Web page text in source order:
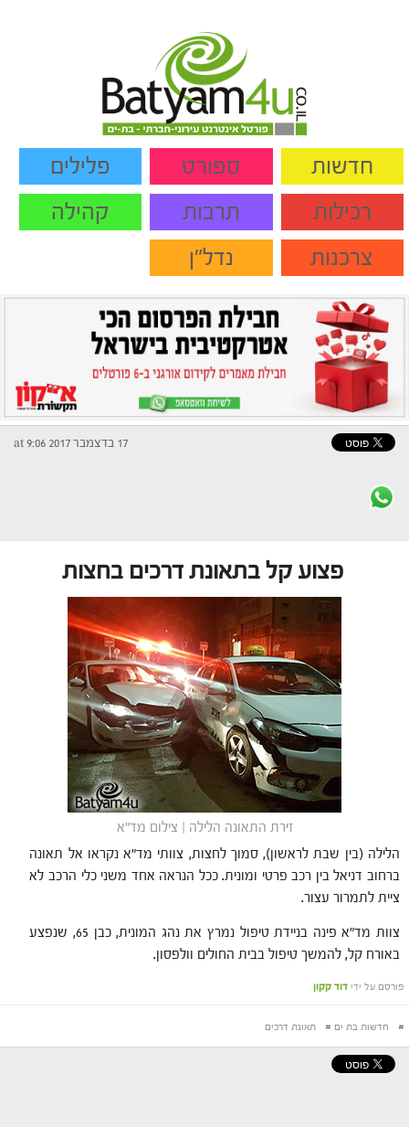
חדשות ספורט
פלילים
רכילות
תרבות
קהילה
צרכנות
נדל"ן
17 בדצמבר 2017 at 9:06
פצוע קל בתאונת דרכים בחצות
זירת התאונה הלילה | צילום מד"א
הלילה (בין שבת לראשון), סמוך לחצות, צוותי מד"א נקראו אל תאונה
ברחוב דניאל בין רכב פרטי ומונית. ככל הנראה אחד משני כלי הרכב לא
ציית לתמרור עצור.
צוות מד"א פינה בניידת טיפול נמרץ את נהג המונית, כבן 65, שנפצע
באורח קל, להמשך טיפול בבית החולים וולפסון.
פורסם על ידי דוד קקון
# חדשות בת ים # תאונת דרכים